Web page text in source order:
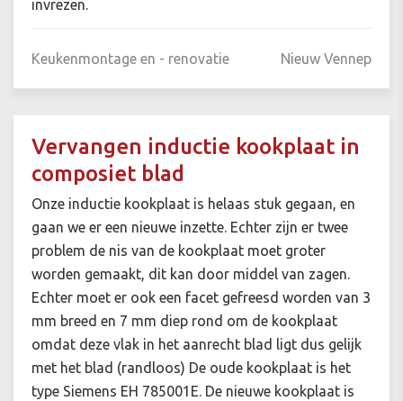
invrezen.
Keukenmontage en - renovatie Nieuw Vennep
Vervangen inductie kookplaat in
composiet blad
Onze inductie kookplaat is helaas stuk gegaan, en
gaan we er een nieuwe inzette. Echter zijn er twee
problem de nis van de kookplaat moet groter
worden gemaakt, dit kan door middel van zagen.
Echter moet er ook een facet gefreesd worden van 3
mm breed en 7 mm diep rond om de kookplaat
omdat deze vlak in het aanrecht blad ligt dus gelijk
met het blad (randloos) De oude kookplaat is het
type Siemens EH 785001E. De nieuwe kookplaat is